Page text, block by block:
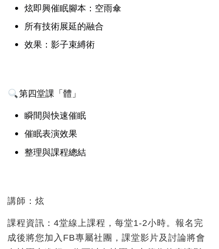
炫即興催眠腳本：空雨傘
所有技術展延的融合
效果：影子束縛術
第四堂課「體」
瞬間與快速催眠
催眠表演效果
整理與課程總結
講師：炫
課程資訊：4堂線上課程，每堂1-2小時。報名完
成後將您加入FB專屬社團，課堂影片及討論將會